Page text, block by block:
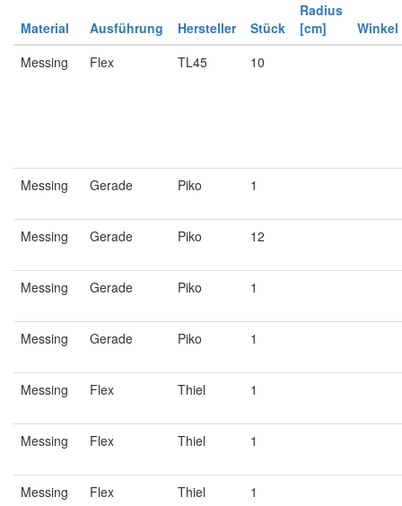
Material Ausführung Hersteller Stück
Radius
[cm]
Winkel
Messing
Flex TL45 10
Messing Gerade Piko 1
Messing Gerade Piko 12
Messing Gerade Piko 1
Messing Gerade Piko 1
Messing Flex Thiel 1
Messing Flex Thiel 1
Messing Flex Thiel 1